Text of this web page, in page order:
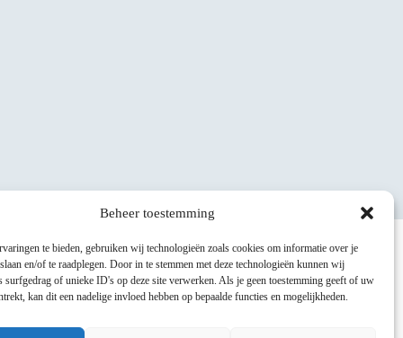
Beheer toestemming
te bieden, gebruiken wij technologieën zoals cookies om informatie over je
en/of te raadplegen. Door in te stemmen met deze technologieën kunnen wij
surfgedrag of unieke ID's op deze site verwerken. Als je geen toestemming geeft of uw
kan dit een nadelige invloed hebben op bepaalde functies en mogelijkheden.